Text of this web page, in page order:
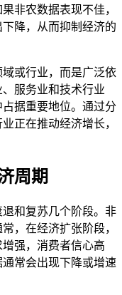
非农数据表现不佳，
降，从而抑制经济的
或行业，而是广泛依
服务业和技术行业
据重要地位。通过分
正在推动经济增长，
周期
和复苏几个阶段。非
，在经济扩张阶段，
强，消费者信心高
常会出现下降或增速